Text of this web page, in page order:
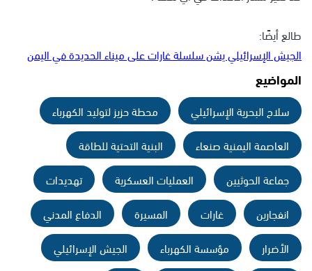
طالع أيضًا:
الجيش الإسرائيلي يشن سلسلة غارات على ميناء الحديدة في اليمن
المواضيع
سلاح البحرية الإسرائيلي
محطة حزيز لتوليد الكهرباء
العاصمة اليمنية صنعاء
البنية التحتية للطاقة
جماعة الحوثيين
العمليات العسكرية
تهديدات
انفجارين
غارات المسيرة
الدفاع المدني
الأضرار
مؤسسة الكهرباء
الجيش الإسرائيلي